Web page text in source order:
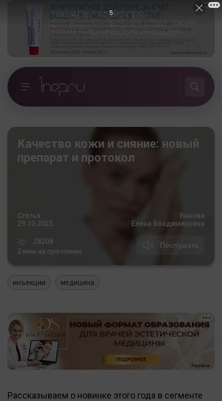
Качество кожи и сияние: новый
препарат и протокол
Статья
29.10.2025
28208
2 мин на прочтение
Умнова
Елена Владимировна
Послушать
инъекции медицина
Рассказываем о новинке этого года в сегменте
4